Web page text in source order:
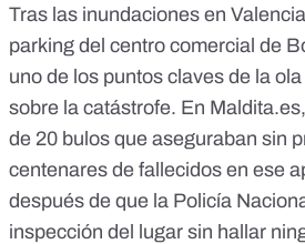
Tras las inundaciones en
parking del centro comercial de
uno de los puntos claves de la
sobre la catástrofe. En Maldita.es,
de 20 bulos que aseguraban sin
centenares de fallecidos en ese
después de que la Policía
inspección del lugar sin hallar